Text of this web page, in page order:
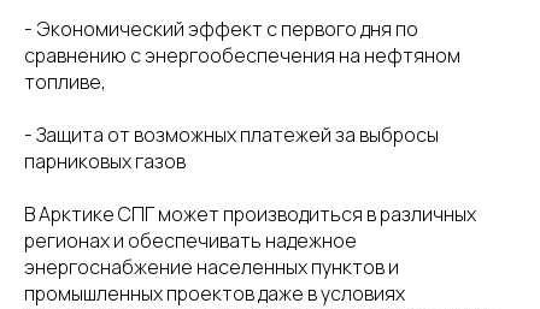
- Экономический эффект с первого дня по
сравнению с энергообеспечения на нефтяном
топливе,
- Защита от возможных платежей за выбросы
парниковых газов
В Арктике СПГ может производиться в различных
регионах и обеспечивать надежное
энергоснабжение населенных пунктов и
промышленных проектов даже в условиях